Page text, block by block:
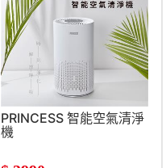
PRINCESS 智能空氣清淨
機